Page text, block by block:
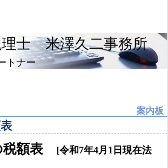
理士 米澤久二事務所
トナー
案内板
税額表
[令和7年4月1日現在法